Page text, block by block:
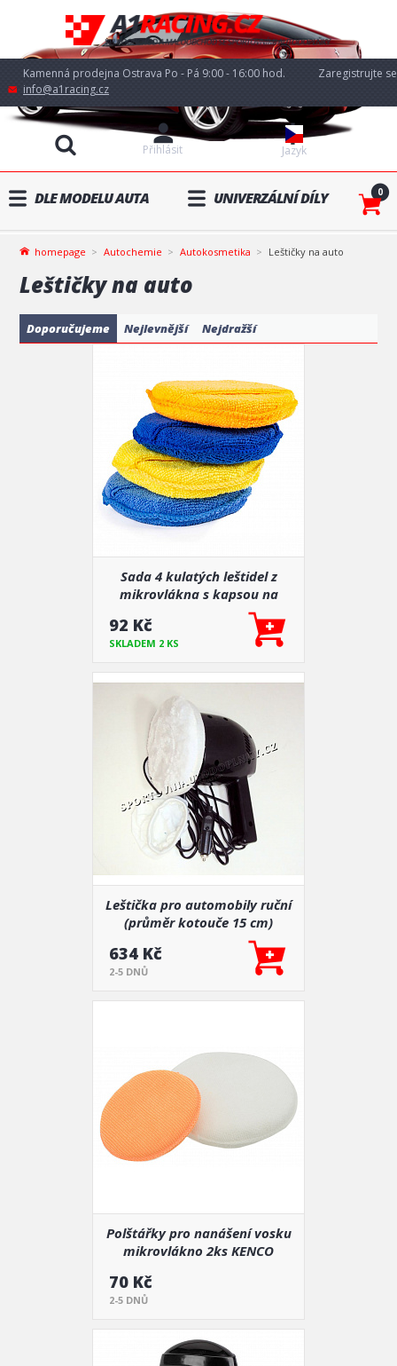
Kamenná prodejna Ostrava Po - Pá 9:00 - 16:00 hod.
info@a1racing.cz
Jazyk
Přihlásit
Zaregistrujte se
DLE MODELU AUTA UNIVERZÁLNÍ DÍLY 0
homepage Autochemie Autokosmetika Leštičky na auto
Leštičky na auto
Doporučujeme Nejlevnější Nejdražší
Sada 4 kulatých leštidel z
mikrovlákna s kapsou na
92 Kč
SKLADEM 2 KS
Leštička pro automobily ruční
(průměr kotouče 15 cm)
634 Kč
2-5 DNŮ
Polštářky pro nanášení vosku
mikrovlákno 2ks KENCO
70 Kč
2-5 DNŮ